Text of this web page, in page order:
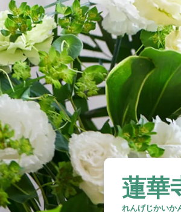
蓮華
れんげじかいか